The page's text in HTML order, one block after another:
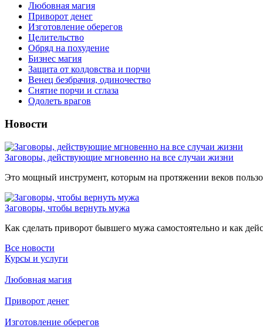
Любовная магия
Приворот денег
Изготовление оберегов
Целительство
Обряд на похудение
Бизнес магия
Защита от колдовства и порчи
Венец безбрачия, одиночество
Снятие порчи и сглаза
Одолеть врагов
Новости
Заговоры, действующие мгновенно на все случаи жизни
Это мощный инструмент, которым на протяжении веков
Заговоры, чтобы вернуть мужа
Как сделать приворот бывшего мужа самостоятельно и как
Все новости
Курсы и услуги
Любовная магия
Приворот денег
Изготовление оберегов